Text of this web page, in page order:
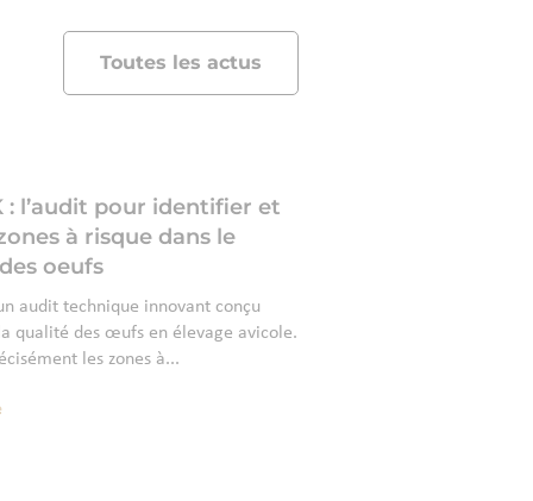
: l’audit pour identifier et
à risque dans le
oeufs
audit technique innovant conçu
qualité des œufs en élevage avicole.
les zones à...
Toutes les actus